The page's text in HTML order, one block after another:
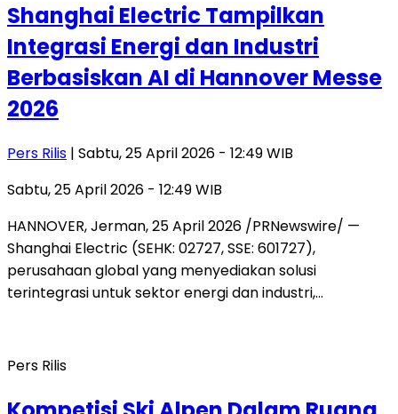
Shanghai Electric Tampilkan
Integrasi Energi dan Industri
Berbasiskan AI di Hannover Messe
2026
Pers Rilis | Sabtu, 25 April 2026 - 12:49 WIB
Sabtu, 25 April 2026 - 12:49 WIB
HANNOVER, Jerman, 25 April 2026 /PRNewswire/ —
Shanghai Electric (SEHK: 02727, SSE: 601727),
perusahaan global yang menyediakan solusi
terintegrasi untuk sektor energi dan industri,…
Pers Rilis